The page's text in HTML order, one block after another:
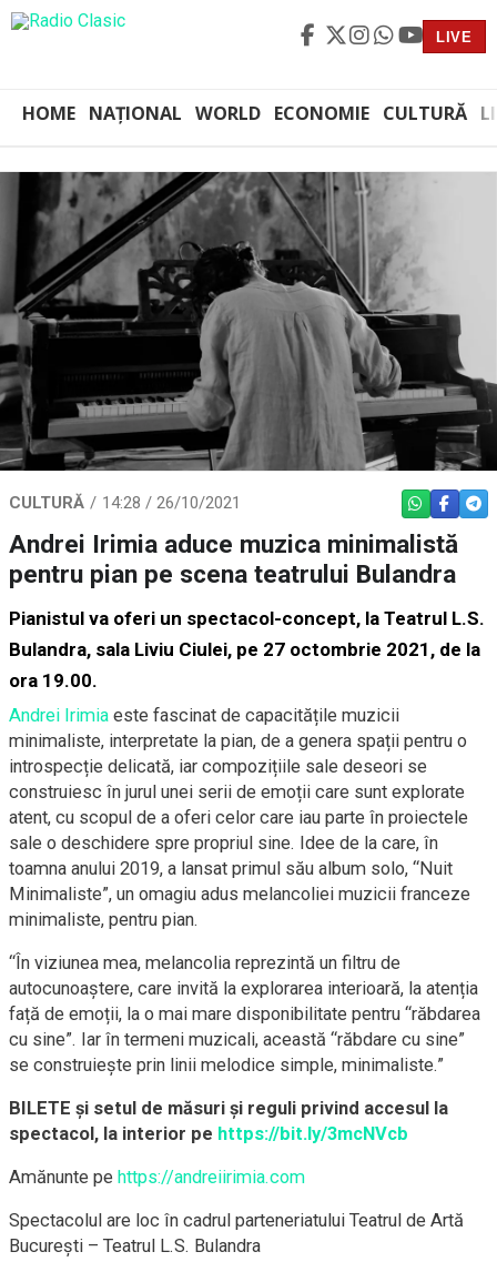
LIVE
HOME NAȚIONAL WORLD ECONOMIE CULTURĂ
CULTURĂ 14:28 / 26/10/2021 WHATSAPP
Andrei Irimia aduce muzica minimalistă
pentru pian pe scena teatrului Bulandra
Pianistul va oferi un spectacol-concept, la Teatrul L.S.
Bulandra, sala Liviu Ciulei, pe 27 octombrie 2021, de la
ora 19.00.
Andrei Irimia este fascinat de capacitățile muzicii
minimaliste, interpretate la pian, de a genera spații pentru o
introspecție delicată, iar compozițiile sale deseori se
construiesc în jurul unei serii de emoții care sunt explorate
atent, cu scopul de a oferi celor care iau parte în proiectele
sale o deschidere spre propriul sine. Idee de la care, în
toamna anului 2019, a lansat primul său album solo, “Nuit
Minimaliste”, un omagiu adus melancoliei muzicii franceze
minimaliste, pentru pian.
“În viziunea mea, melancolia reprezintă un filtru de
autocunoaștere, care invită la explorarea interioară, la atenția
față de emoții, la o mai mare disponibilitate pentru “răbdarea
cu sine”. Iar în termeni muzicali, această “răbdare cu sine”
se construiește prin linii melodice simple, minimaliste.”
BILETE și setul de măsuri și reguli privind accesul la
spectacol, la interior pe https://bit.ly/3mcNVcb
Amănunte pe https://andreiirimia.com
Spectacolul are loc în cadrul parteneriatului Teatrul de Artă
București – Teatrul L.S. Bulandra